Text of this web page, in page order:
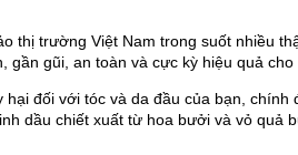
thị trường Việt Nam trong suốt nhiều
gần gũi, an toàn và cực kỳ hiệu quả
đối với tóc và da đầu của bạn, chính
dầu chiết xuất từ hoa bưởi và vỏ quả